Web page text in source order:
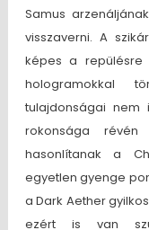
Samus
visszaverni. A
képes a
hologramokkal
tulajdonságai
rokonsága
hasonlítanak a
egyetlen gyenge
a Dark Aether
ezért is van